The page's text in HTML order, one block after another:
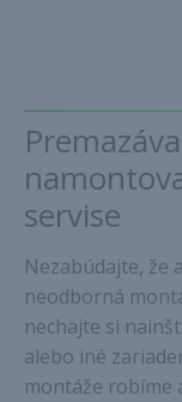
servise
Nezabúdajte, že
neodborná
nechajte si
alebo iné
montáže robíme